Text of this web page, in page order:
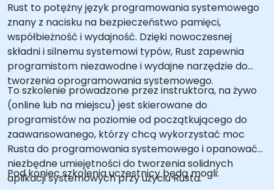
Rust to potężny język programowania systemowego
znany z nacisku na bezpieczeństwo pamięci,
współbieżność i wydajność. Dzięki nowoczesnej
składni i silnemu systemowi typów, Rust zapewnia
programistom niezawodne i wydajne narzędzie do
tworzenia oprogramowania systemowego.
To szkolenie prowadzone przez instruktora, na żywo
(online lub na miejscu) jest skierowane do
programistów na poziomie od początkującego do
zaawansowanego, którzy chcą wykorzystać moc
Rusta do programowania systemowego i opanować
niezbędne umiejętności do tworzenia solidnych
aplikacji systemowych przy użyciu Rusta.
Pod koniec szkolenia uczestnicy będą mogli: